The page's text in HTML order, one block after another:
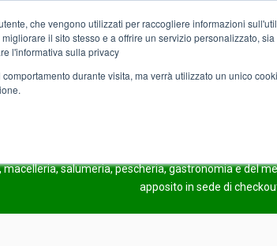
che vengono utilizzati per raccogliere informazioni
il sito stesso e a offrire un servizio personalizzato,
l'informativa sulla privacy
durante visita, ma verrà utilizzato un unico
Spesa online Carta Club A&O
salumeria, pescheria, gastronomia e del
apposito in sede di